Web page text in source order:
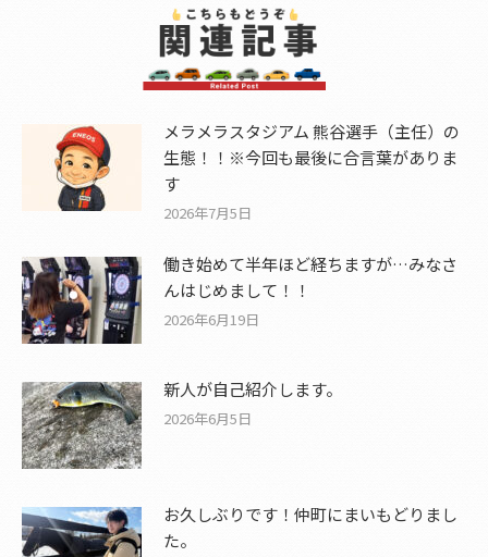
メラメラスタジアム 熊谷選手（主任）の
生態！！※今回も最後に合言葉がありま
す
2026年7月5日
働き始めて半年ほど経ちますが…みなさ
んはじめまして！！
2026年6月19日
新人が自己紹介します。
2026年6月5日
お久しぶりです！仲町にまいもどりまし
た。